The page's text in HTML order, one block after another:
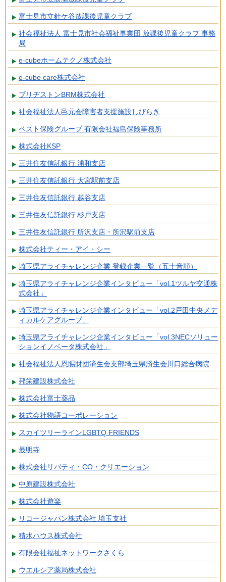
富士見市立針ケ谷放課後児童クラブ
社会福祉法人 富士見市社会福祉事業団 放課後児童クラブ 事務
局
e-cubeホームテクノ株式会社
e-cube care株式会社
ブリヂストンBRM株式会社
社会福祉法人邑元会障害者支援施設しびらき
ベスト保険グループ 有限会社福島保険事務所
株式会社KSP
三井住友信託銀行 浦和支店
三井住友信託銀行 大宮駅前支店
三井住友信託銀行 越谷支店
三井住友信託銀行 杉戸支店
三井住友信託銀行 所沢支店・所沢駅前支店
株式会社ティー・アイ・シー
埼玉県アライチャレンジ企業 登録企業一覧（五十音順）
埼玉県アライチャレンジ企業インタビュー「vol.1ツルヤ交通株
式会社」
埼玉県アライチャレンジ企業インタビュー「vol.2戸田中央メデ
ィカルケアグループ」
埼玉県アライチャレンジ企業インタビュー「vol.3NECソリュー
ションイノベータ株式会社」
社会福祉法人恩賜財団済生会支部埼玉県済生会川口総合病院
邦栄建設株式会社
株式会社富士薬品
株式会社物語コーポレーション
スカイツリーラインLGBTQ FRIENDS
最明寺
株式会社リバティ・CO・クリエーション
中原建設株式会社
株式会社遊楽
リコージャパン株式会社 埼玉支社
積水ハウス株式会社
有限会社福祉ネットワークさくら
ウエルシア薬局株式会社